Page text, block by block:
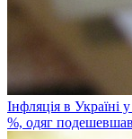
Інфляція в Україні
%, одяг подешевшав